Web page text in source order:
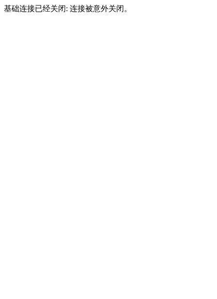
基础连接已经关闭: 连接被意外关闭。